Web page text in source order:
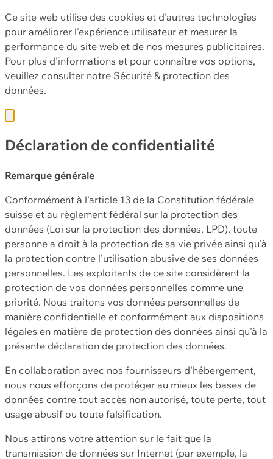
Ce site web utilise des cookies et d'autres technologies
pour améliorer l'expérience utilisateur et mesurer la
performance du site web et de nos mesures publicitaires.
Pour plus d'informations et pour connaître vos options,
veuillez consulter notre Sécurité & protection des
données.
Déclaration de confidentialité
Remarque générale
Conformément à l'article 13 de la Constitution fédérale
suisse et au règlement fédéral sur la protection des
données (Loi sur la protection des données, LPD), toute
personne a droit à la protection de sa vie privée ainsi qu'à
la protection contre l'utilisation abusive de ses données
personnelles. Les exploitants de ce site considèrent la
protection de vos données personnelles comme une
priorité. Nous traitons vos données personnelles de
manière confidentielle et conformément aux dispositions
légales en matière de protection des données ainsi qu'à la
présente déclaration de protection des données.
En collaboration avec nos fournisseurs d'hébergement,
nous nous efforçons de protéger au mieux les bases de
données contre tout accès non autorisé, toute perte, tout
usage abusif ou toute falsification.
Nous attirons votre attention sur le fait que la
transmission de données sur Internet (par exemple, la